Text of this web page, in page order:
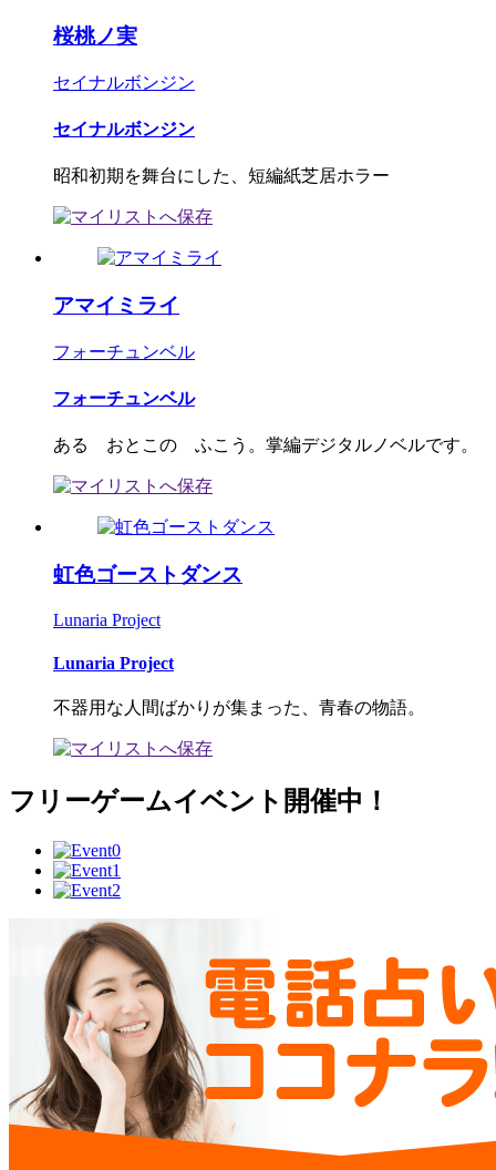
桜桃ノ実
セイナルボンジン
セイナルボンジン
昭和初期を舞台にした、短編紙芝居ホラー
アマイミライ
フォーチュンベル
フォーチュンベル
ある おとこの ふこう。掌編デジタルノベルです。
虹色ゴーストダンス
Lunaria Project
Lunaria Project
不器用な人間ばかりが集まった、青春の物語。
フリーゲームイベント開催中！